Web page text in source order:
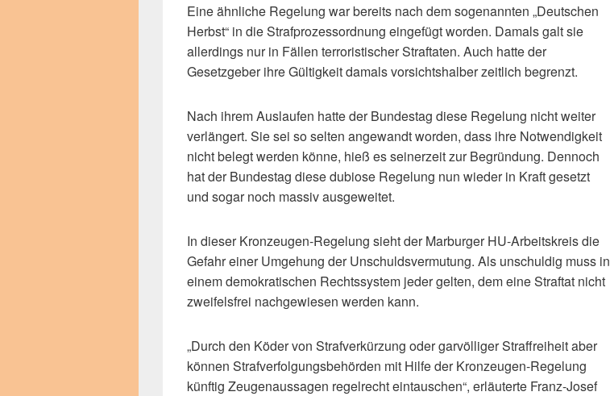
Eine ähnliche Regelung war bereits nach dem sogenannten „Deutschen
Herbst“ in die Strafprozessordnung eingefügt worden. Damals galt sie
allerdings nur in Fällen terroristischer Straftaten. Auch hatte der
Gesetzgeber ihre Gültigkeit damals vorsichtshalber zeitlich begrenzt.
Nach ihrem Auslaufen hatte der Bundestag diese Regelung nicht weiter
verlängert. Sie sei so selten angewandt worden, dass ihre Notwendigkeit
nicht belegt werden könne, hieß es seinerzeit zur Begründung. Dennoch
hat der Bundestag diese dubiose Regelung nun wieder in Kraft gesetzt
und sogar noch massiv ausgeweitet.
In dieser Kronzeugen-Regelung sieht der Marburger HU-Arbeitskreis die
Gefahr einer Umgehung der Unschuldsvermutung. Als unschuldig muss in
einem demokratischen Rechtssystem jeder gelten, dem eine Straftat nicht
zweifelsfrei nachgewiesen werden kann.
„Durch den Köder von Strafverkürzung oder garvölliger Straffreiheit aber
können Strafverfolgungsbehörden mit Hilfe der Kronzeugen-Regelung
künftig Zeugenaussagen regelrecht eintauschen“, erläuterte Franz-Josef